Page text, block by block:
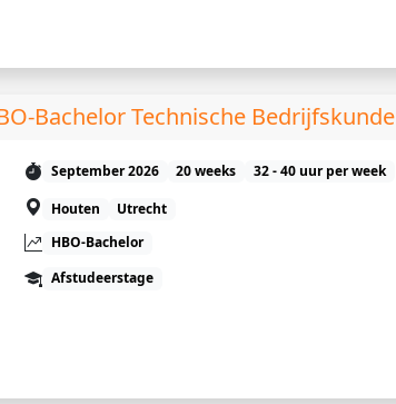
Bachelor Technische Bedrijfskunde
September 2026 20 weeks
32 - 40 uur per week
Houten
Utrecht
HBO-Bachelor
Afstudeerstage